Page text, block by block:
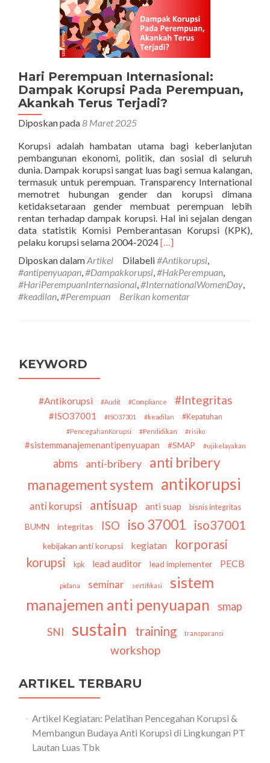
Hari Perempuan Internasional:
Dampak Korupsi Pada Perempuan,
Akankah Terus Terjadi?
Diposkan pada8 Maret 2025
Korupsi adalah hambatan utama bagi keberlanjutan
pembangunan ekonomi, politik, dan sosial di seluruh
dunia. Dampak korupsi sangat luas bagi semua kalangan,
termasuk untuk perempuan. Transparency International
memotret hubungan gender dan korupsi dimana
ketidaksetaraan gender membuat perempuan lebih
rentan terhadap dampak korupsi. Hal ini sejalan dengan
data statistik Komisi Pemberantasan Korupsi (KPK),
pelaku korupsi selama 2004-2024Selengkapnya
Perempuan
Internasional:
Dampak
Korupsi
[…]
Diposkan dalamArtikel Dilabeli#Antikorupsi,
#antipenyuapan,#Dampakkorupsi,#HakPerempuan,
#HariPerempuanInternasional,#InternationalWomenDay,
#keadilan,#Perempuan Berikan komentar
KEYWORD
#Antikorupsi #Audit #Compliance #Integritas
#ISO37001 #ISO37301 #keadilan #Kepatuhan
#PencegahanKorupsi #Pendidikan #risiko
#sistemmanajemenantipenyuapan #SMAP #ujikelayakan
abms anti-bribery
anti bribery
management system antikorupsi
anti korupsi antisuap anti suap bisnis integritas
BUMN integritas ISO iso 37001 iso37001
kebijakan anti korupsi kegiatan korporasi
korupsi kpk lead auditor lead implementer PECB
pidana seminar sertifikasi
sistem
manajemen anti penyuapan
smap
SNI sustain training transparansi
workshop
ARTIKEL TERBARU
Artikel Kegiatan: Pelatihan Pencegahan Korupsi &
Membangun Budaya Anti Korupsi di Lingkungan PT
Lautan Luas Tbk